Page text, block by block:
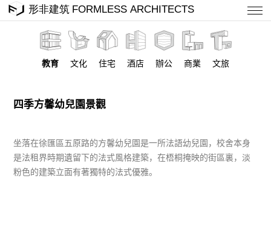
教育 文化 住宅 酒店 辦公 商業 文旅
四季方馨幼兒園景觀
坐落在徐匯區五原路的方馨幼兒園是一所法語幼兒園，校舍本身
是法租界時期遺留下的法式風格建築，在梧桐掩映的街區裏，淡
粉色的建築立面有著獨特的法式優雅。